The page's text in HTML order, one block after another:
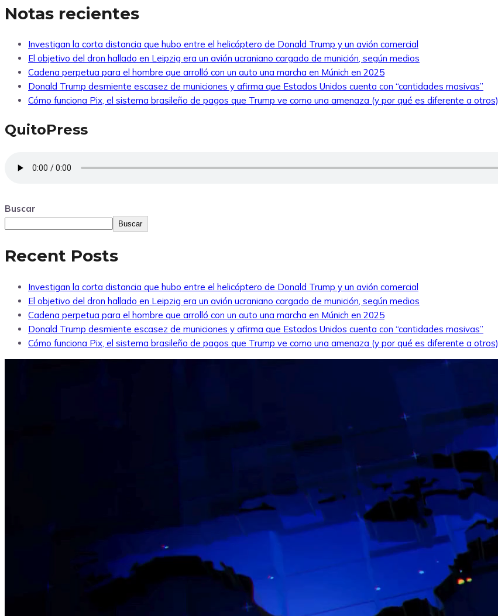
Notas recientes
Investigan la corta distancia que hubo entre el helicóptero de Donald Trump y un avión comercial
El objetivo del dron hallado en Leipzig era un avión ucraniano cargado de munición, según medios
Cadena perpetua para el hombre que arrolló con un auto una marcha en Múnich en 2025
Donald Trump desmiente escasez de municiones y afirma que Estados Unidos cuenta con “cantidades masivas”
Cómo funciona Pix, el sistema brasileño de pagos que Trump ve como una amenaza (y por qué es diferente a otros)
QuitoPress
Buscar
Buscar
Recent Posts
Investigan la corta distancia que hubo entre el helicóptero de Donald Trump y un avión comercial
El objetivo del dron hallado en Leipzig era un avión ucraniano cargado de munición, según medios
Cadena perpetua para el hombre que arrolló con un auto una marcha en Múnich en 2025
Donald Trump desmiente escasez de municiones y afirma que Estados Unidos cuenta con “cantidades masivas”
Cómo funciona Pix, el sistema brasileño de pagos que Trump ve como una amenaza (y por qué es diferente a otros)